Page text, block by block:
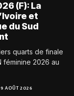
(F): La
et
du Sud
quarts de finale
féminine 2026 au
9 AOÛT 2026